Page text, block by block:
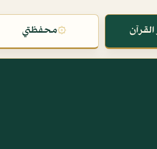
۞محفظتي